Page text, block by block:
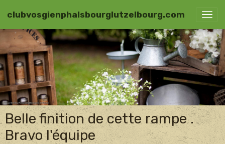
clubvosgienphalsbourglutzelbourg.com
Belle finition de cette rampe .
Bravo l'équipe